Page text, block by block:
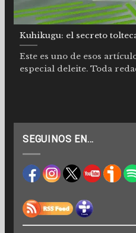
Kuhikugu: el secreto
Este es uno de esos
especial deleite. Toda
SEGUINOS EN…